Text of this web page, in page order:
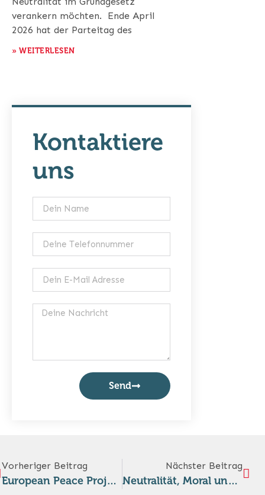
verankern möchten. Ende April
2026 hat der Parteitag des
» WEITERLESEN
Kontaktiere
uns
Send
Vorheriger Beitrag
European Peace Project: Zehntausende setzen am 9. Mai ein Zeichen gegen Europas Militarisierung
Nächster Beitrag
Neutralität, Moral und Mut